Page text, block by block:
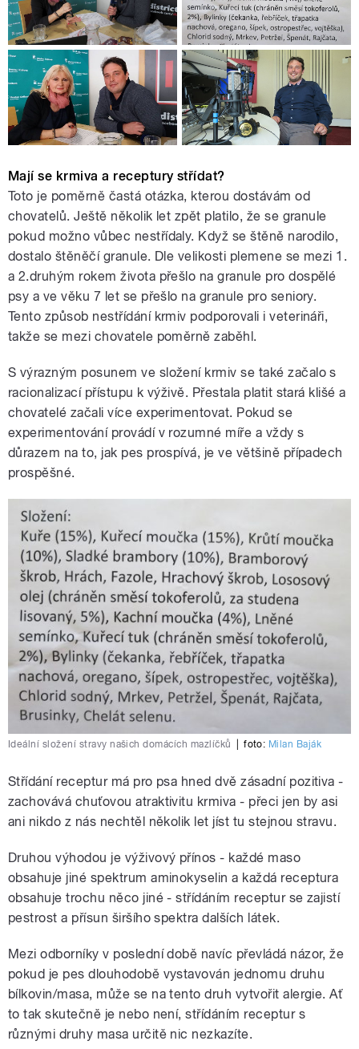
Mají se krmiva a receptury střídat?
Toto je poměrně častá otázka, kterou dostávám od
chovatelů. Ještě několik let zpět platilo, že se granule
pokud možno vůbec nestřídaly. Když se štěně narodilo,
dostalo štěněčí granule. Dle velikosti plemene se mezi 1.
a 2.druhým rokem života přešlo na granule pro dospělé
psy a ve věku 7 let se přešlo na granule pro seniory.
Tento způsob nestřídání krmiv podporovali i veterináři,
takže se mezi chovatele poměrně zaběhl.
S výrazným posunem ve složení krmiv se také začalo s
racionalizací přístupu k výživě. Přestala platit stará klišé a
chovatelé začali více experimentovat. Pokud se
experimentování provádí v rozumné míře a vždy s
důrazem na to, jak pes prospívá, je ve většině případech
prospěšné.
Ideální složení stravy našich domácích mazlíčků foto: Milan Baják
Střídání receptur má pro psa hned dvě zásadní pozitiva -
zachovává chuťovou atraktivitu krmiva - přeci jen by asi
ani nikdo z nás nechtěl několik let jíst tu stejnou stravu.
Druhou výhodou je výživový přínos - každé maso
obsahuje jiné spektrum aminokyselin a každá receptura
obsahuje trochu něco jiné - střídáním receptur se zajistí
pestrost a přísun širšího spektra dalších látek.
Mezi odborníky v poslední době navíc převládá názor, že
pokud je pes dlouhodobě vystavován jednomu druhu
bílkovin/masa, může se na tento druh vytvořit alergie. Ať
to tak skutečně je nebo není, střídáním receptur s
různými druhy masa určitě nic nezkazíte.